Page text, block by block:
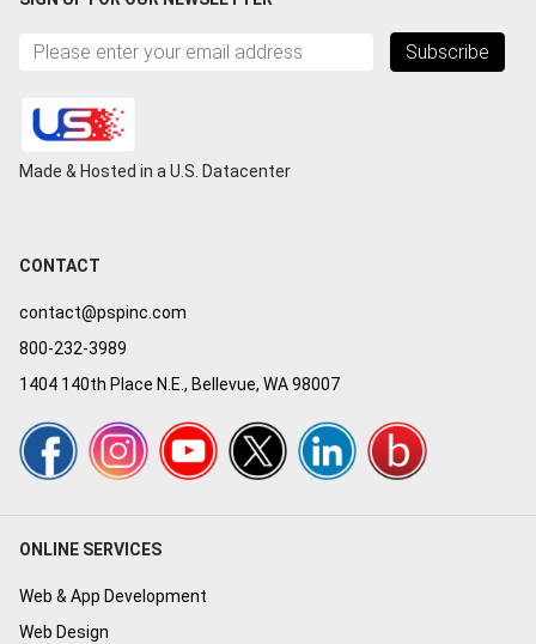
Subscribe
Made & Hosted in a U.S. Datacenter
CONTACT
contact@pspinc.com
800-232-3989
1404 140th Place N.E., Bellevue, WA 98007
ONLINE SERVICES
Web & App Development
Web Design